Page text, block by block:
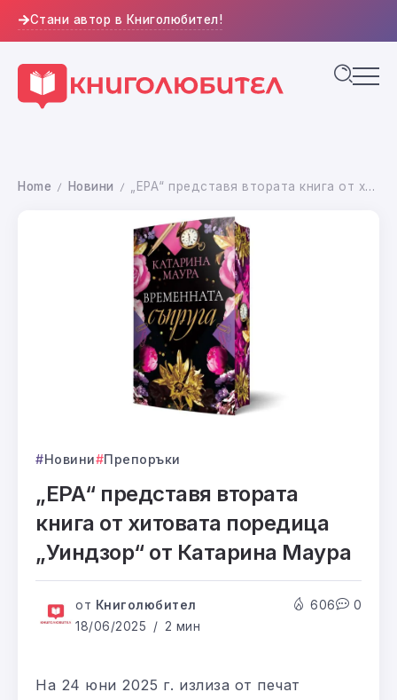
Стани автор в Книголюбител!
Home / Новини / „ЕРА“ представя втората книга от хитовата поредица „Уиндзор“ от Катарина Маура
Новини Препоръки
„ЕРА“ представя втората
книга от хитовата поредица
„Уиндзор“ от Катарина Маура
от Книголюбител
18/06/2025
2 мин
606 0
На 24 юни 2025 г. излиза от печат